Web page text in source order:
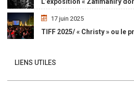
17 juin 2025
LIENS UTILES